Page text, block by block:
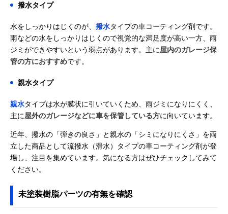
撥水タイプ
水をしっかりはじくのが、 撥水タイプの車コーティング剤です。
雨などの水をしっかりはじくので視覚的な満足度が高い一方、雨
ジミができやすいという弱点があります。主に屋内のガレージ保
管の方におすすめです。
親水タイプ
親水タイプは水が膜状に引いていくため、雨ジミになりにくく、
主に屋外のガレージなどに車を保管している方に向いています。
近年、撥水の「弾きの良さ」と親水の「シミになりにくさ」を両
立した商品として流撥水（滑水）タイプの車コーティング剤が登
場し、注目を集めています。気になる方はぜひチェックしてみて
ください。
未塗装樹脂パーツの有無を確認